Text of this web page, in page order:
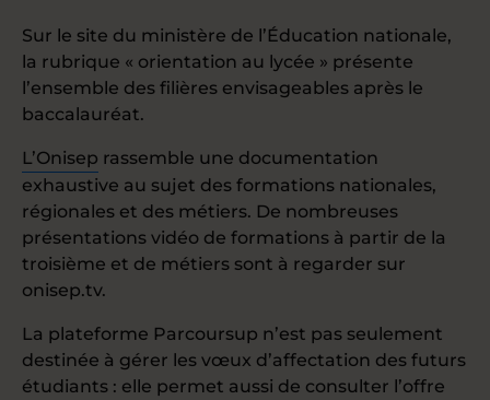
Sur le site du ministère de l’Éducation nationale,
la rubrique « orientation au lycée » présente
l’ensemble des filières envisageables après le
baccalauréat.
L’Onisep rassemble une documentation
exhaustive au sujet des formations nationales,
régionales et des métiers. De nombreuses
présentations vidéo de formations à partir de la
troisième et de métiers sont à regarder sur
onisep.tv.
La plateforme Parcoursup n’est pas seulement
destinée à gérer les vœux d’affectation des futurs
étudiants : elle permet aussi de consulter l’offre